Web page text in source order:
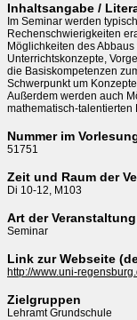
Inhaltsangabe /
Im Seminar werden
Rechenschwierigkeiten
Möglichkeiten des
Unterrichtskonzepte,
die Basiskompetenzen
Schwerpunkt um
Außerdem werden auch
mathematisch-talentierten
Nummer im
51751
Zeit und Raum der
Di 10-12, M103
Art der Veranstaltung
Seminar
Link zur Webseite
http://www.uni-
Zielgruppen
Lehramt Grundschule